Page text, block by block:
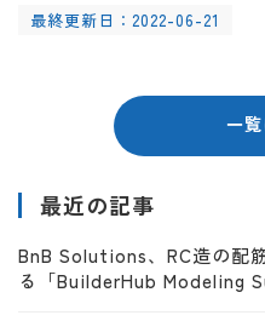
最終更新日：2022-06-21
一
最近の記事
BnB Solutions、RC造の配
る「BuilderHub Modeling